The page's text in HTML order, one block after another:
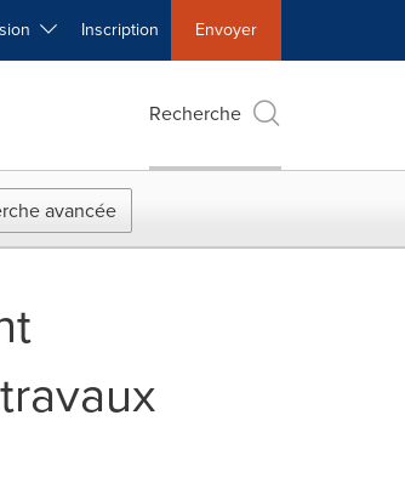
Inscription Envoyer
Recherche
avancée